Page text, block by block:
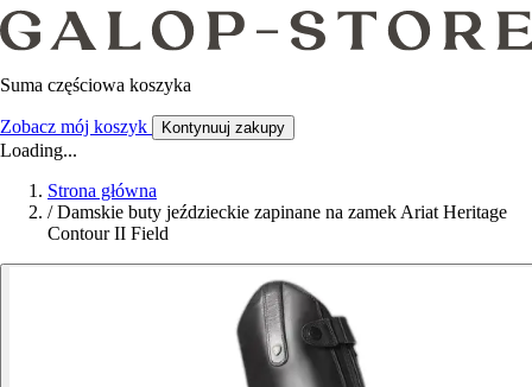
Suma częściowa koszyka
Zobacz mój koszyk Kontynuuj zakupy
Loading...
Strona główna
/ Damskie buty jeździeckie zapinane na zamek Ariat Heritage
Contour II Field